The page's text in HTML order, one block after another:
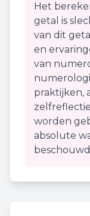
Het
getal is
van dit
en
van
praktijken,
worden
absolute